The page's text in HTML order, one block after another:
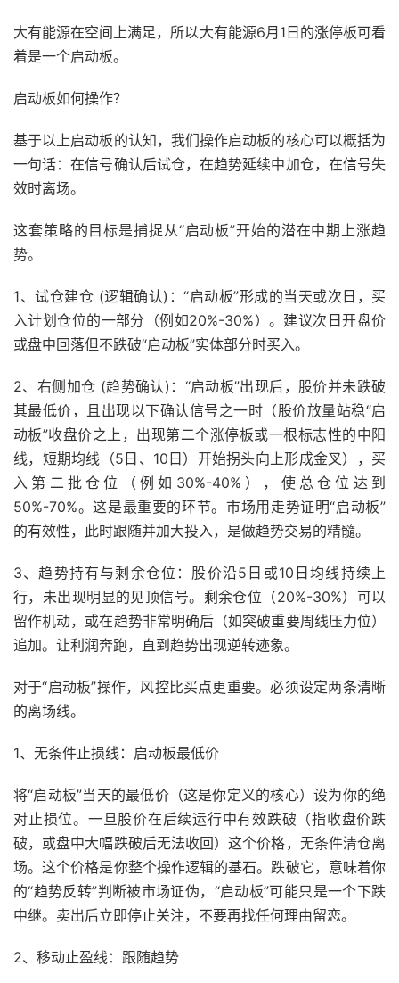
大有能源在空间上满足，所以大有能源6月1日的涨停板可看
着是一个启动板。
启动板如何操作？
基于以上启动板的认知，我们操作启动板的核心可以概括为
一句话：在信号确认后试仓，在趋势延续中加仓，在信号失
效时离场。
这套策略的目标是捕捉从“启动板”开始的潜在中期上涨趋
势。
1、试仓建仓 (逻辑确认)：“启动板”形成的当天或次日，买
入计划仓位的一部分（例如20%-30%）。建议次日开盘价
或盘中回落但不跌破“启动板”实体部分时买入。
2、右侧加仓 (趋势确认)：“启动板”出现后，股价并未跌破
其最低价，且出现以下确认信号之一时（股价放量站稳“启
动板”收盘价之上，出现第二个涨停板或一根标志性的中阳
线，短期均线（5日、10日）开始拐头向上形成金叉），买
入第二批仓位（例如30%-40%），使总仓位达到
50%-70%。这是最重要的环节。市场用走势证明“启动板”
的有效性，此时跟随并加大投入，是做趋势交易的精髓。
3、趋势持有与剩余仓位：股价沿5日或10日均线持续上
行，未出现明显的见顶信号。剩余仓位（20%-30%）可以
留作机动，或在趋势非常明确后（如突破重要周线压力位）
追加。让利润奔跑，直到趋势出现逆转迹象。
对于“启动板”操作，风控比买点更重要。必须设定两条清晰
的离场线。
1、无条件止损线：启动板最低价
将“启动板”当天的最低价（这是你定义的核心）设为你的绝
对止损位。一旦股价在后续运行中有效跌破（指收盘价跌
破，或盘中大幅跌破后无法收回）这个价格，无条件清仓离
场。这个价格是你整个操作逻辑的基石。跌破它，意味着你
的“趋势反转”判断被市场证伪，“启动板”可能只是一个下跌
中继。卖出后立即停止关注，不要再找任何理由留恋。
2、移动止盈线：跟随趋势